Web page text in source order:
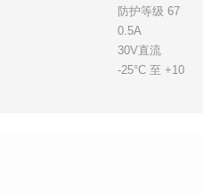
防护等级 67
0.5A
30V直流
-25°C 至 +105°C